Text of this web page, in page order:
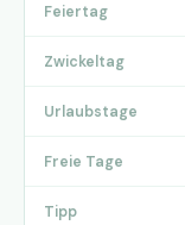
Feiertag
Zwickeltag
Urlaubstage
Freie Tage
Tipp